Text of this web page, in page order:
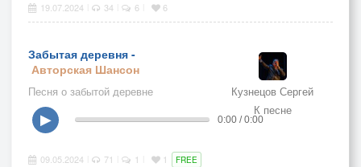
19.07.2024 34 6 6
Забытая деревня -
Авторская Шансон
Песня о забытой деревне
Кузнецов Сергей
К песне
▶ 0:00 / 0:00
09.05.2024 71 1 1 FREE